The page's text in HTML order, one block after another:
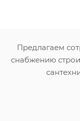
Предлагаем
снабжению